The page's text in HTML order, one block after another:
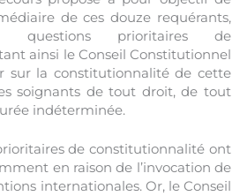
de ces douze requérants,
prioritaires de
ainsi le Conseil Constitutionnel
sur la constitutionnalité de cette
soignants de tout droit, de tout
indéterminée.
de constitutionnalité ont
en raison de l’invocation de
internationales. Or, le Conseil